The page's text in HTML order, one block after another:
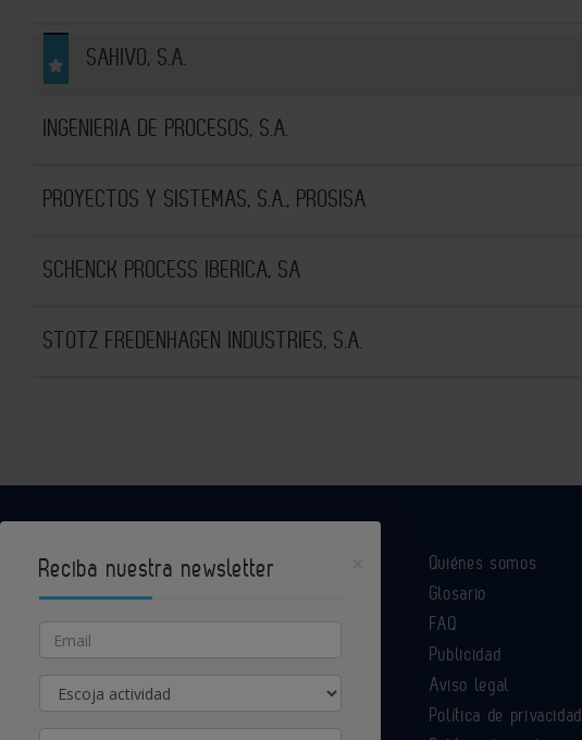
SAHIVO, S.A.
INGENIERIA DE PROCESOS, S.A.
PROYECTOS Y SISTEMAS, S.A., PROSISA
SCHENCK PROCESS IBERICA, SA
STOTZ FREDENHAGEN INDUSTRIES, S.A.
Contacte con nosotros
Quiénes somos
Glosario
FAQ
Publicidad
Aviso legal
Política de privacidad
Reciba nuestra newsletter
Email
Actividad